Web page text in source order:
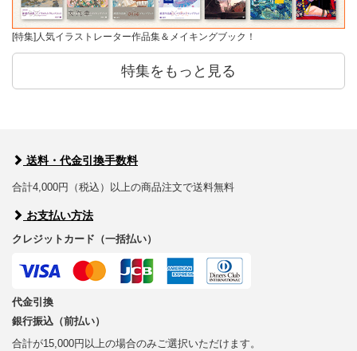
[特集]人気イラストレーター作品集＆メイキングブック！
特集をもっと見る
送料・代金引換手数料
合計4,000円（税込）以上の商品注文で送料無料
お支払い方法
クレジットカード（一括払い）
代金引換
銀行振込（前払い）
合計が15,000円以上の場合のみご選択いただけます。